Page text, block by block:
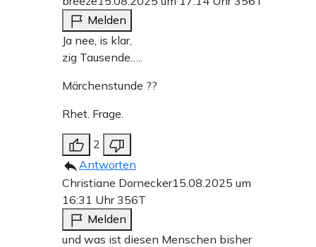
Melden
Ja nee, is klar,
zig Tausende…..
Märchenstunde ??
Rhet. Frage.
2
Antworten
Christiane Dornecker15.08.2025 um
16:31 Uhr356T
Melden
und was ist diesen Menschen bisher